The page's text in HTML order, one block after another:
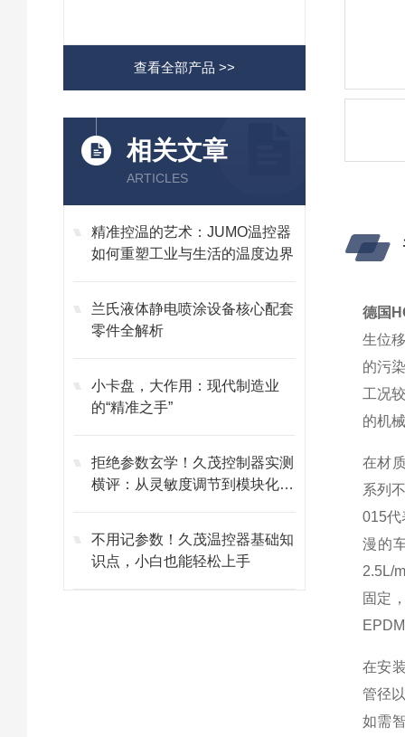
查看全部产品 >>
相关文章
ARTICLES
精准控温的艺术：JUMO温控器
如何重塑工业与生活的温度边界
兰氏液体静电喷涂设备核心配套
零件全解析
小卡盘，大作用：现代制造业
的“精准之手”
拒绝参数玄学！久茂控制器实测
横评：从灵敏度调节到模块化维
不用记参数！久茂温控器基础知
识点，小白也能轻松上手
德国
生位
的污
工况
的机
在材
系列
015代
漫的
2.5L/
固定
在安
管径
如需